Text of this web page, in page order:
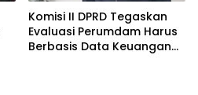
Komisi II DPRD Tegaskan
Evaluasi Perumdam Harus
Berbasis Data Keuangan